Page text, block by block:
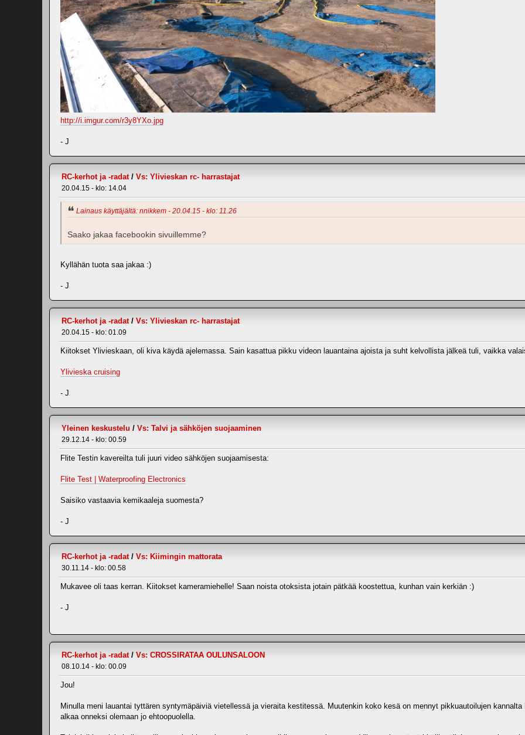
http://i.imgur.com/r3y8YXo.jpg
- J
RC-kerhot ja -radat/ Vs: Ylivieskan rc- harrastajat
20.04.15 - klo: 14.04
Lainaus käyttäjältä: nnikkem - 20.04.15 - klo: 11.26
Saako jakaa facebookin sivuillemme?
Kyllähän tuota saa jakaa :)
- J
RC-kerhot ja -radat/ Vs: Ylivieskan rc- harrastajat
20.04.15 - klo: 01.09
Kiitokset Ylivieskaan, oli kiva käydä ajelemassa. Sain kasattua pikku videon lauantaina ajoista ja suht kelvollista jälkeä tuli, vaikka
Ylivieska cruising
- J
Yleinen keskustelu / Vs: Talvi ja sähköjen suojaaminen
29.12.14 - klo: 00.59
Flite Testin kavereilta tuli juuri video sähköjen suojaamisesta:
Flite Test | Waterproofing Electronics
Saisiko vastaavia kemikaaleja suomesta?
- J
RC-kerhot ja -radat/ Vs: Kiimingin mattorata
30.11.14 - klo: 00.58
Mukavee oli taas kerran. Kiitokset kameramiehelle! Saan noista otoksista jotain pätkää koostettua, kunhan vain kerkiän :)
- J
RC-kerhot ja -radat/ Vs: CROSSIRATAA OULUNSALOON
08.10.14 - klo: 00.09
Jou!
Minulla meni lauantai tyttären syntymäpäiviä vietellessä ja vieraita kestitessä. Muutenkin koko kesä on mennyt pikkuautoilujen
alkaa onneksi olemaan jo ehtoopuolella.